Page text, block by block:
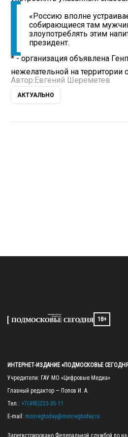
«Россию вполне
собирающиеся там
злоупотреблять этим
президент.
* - организация объявлена
нежелательной на территории
Автор:Евгений Шереметев
АКТУАЛЬНО
18+
ИНТЕРНЕТ-ИЗДАНИЕ «ПОДМОСКОВЬЕ
Учредители: ГАУ МО «Цифровые Медиа»
Главный редактор — Попов И. А.
Тел.: +7(495)223-35-11
E-mail: mosregtoday@mosregtoday.ru
Зарегистрировано Федеральной службой по